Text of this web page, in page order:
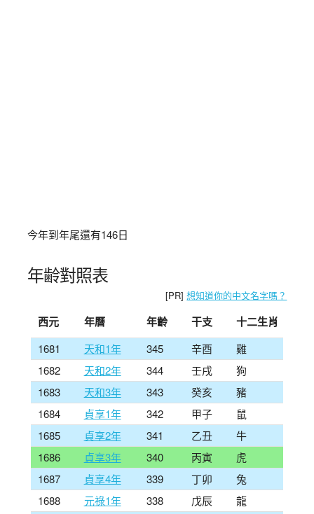
今年到年尾還有146日
年齢對照表
[PR]想知道你的中文名字嗎？
西元 年曆 年齡 干支 十二生肖
1681 天和1年 345 辛酉
雞
1682
天和2年 344 壬戌
狗
1683
天和3年 343 癸亥
豬
1684
貞享1年 342 甲子
鼠
1685
貞享2年 341 乙丑
牛
1686
貞享3年 340 丙寅
虎
1687
貞享4年 339 丁卯
兔
1688
元祿1年 338 戊辰
龍